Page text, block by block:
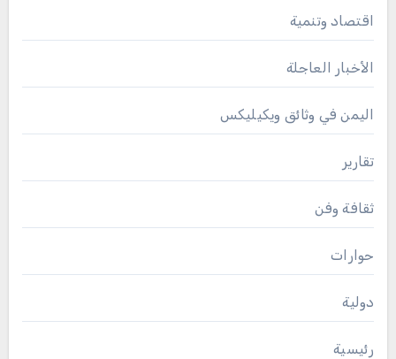
اقتصاد وتنمية
الأخبار العاجلة
اليمن في وثائق ويكيليكس
تقارير
ثقافة وفن
حوارات
دولية
رئيسية